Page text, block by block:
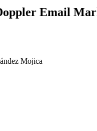
Email
Mojica